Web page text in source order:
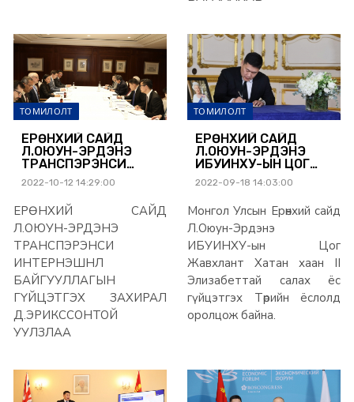
ТОМИЛОЛТ
ЕРӨНХИЙ САЙД
Л.ОЮУН-ЭРДЭНЭ
ТРАНСПЭРЭНСИ
ИНТЕРНЭШНЛ
БАЙГУУЛЛАГЫН
ГҮЙЦЭТГЭХ
ЗАХИРАЛТАЙ
УУЛЗЛАА
2022-10-12 14:29:00
ЕРӨНХИЙ САЙД
Л.ОЮУН-ЭРДЭНЭ
ТРАНСПЭРЭНСИ
ИНТЕРНЭШНЛ
БАЙГУУЛЛАГЫН
ГҮЙЦЭТГЭХ ЗАХИРАЛ
Д.ЭРИКССОНТОЙ
УУЛЗЛАА
ТОМИЛОЛТ
ЕРӨНХИЙ САЙД
Л.ОЮУН-ЭРДЭНЭ
ИБУИНХУ-ЫН ЦОГ
ЖАВХЛАНТ ХАТАН
ХААН II
САЛАХ ЁС
ГҮЙЦЭТГЭХ ТӨРИЙН
ЁСЛОЛД ОРОЛЦОЖ
БАЙНА
2022-09-18 14:03:00
Монгол Улсын Ерөнхий сайд
Л.Оюун-Эрдэнэ
ИБУИНХУ-ын Цог
Жавхлант Хатан хаан II
Элизабеттай салах ёс
гүйцэтгэх Төрийн ёслолд
оролцож байна.